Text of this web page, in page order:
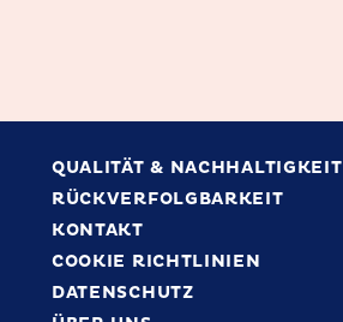
QUALITÄT & NACHHALTIGKEIT
RÜCKVERFOLGBARKEIT
KONTAKT
COOKIE RICHTLINIEN
DATENSCHUTZ